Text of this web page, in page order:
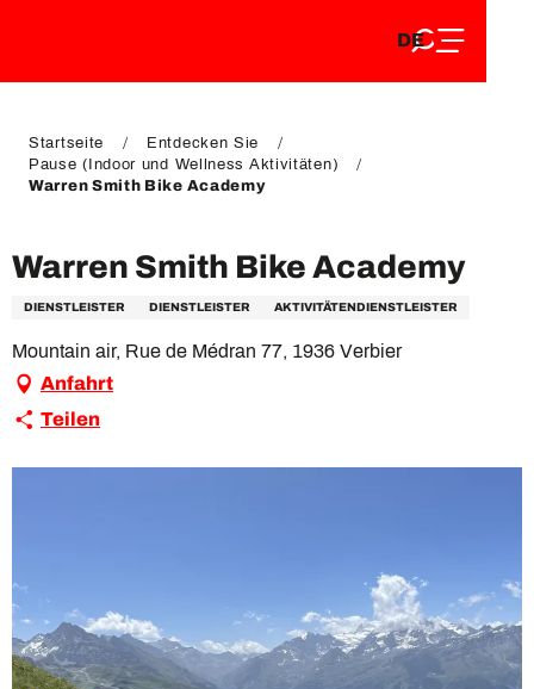
EN
DE
FR
Startseite
Entdecken Sie
Pause (Indoor und Wellness Aktivitäten)
Warren Smith Bike Academy
Warren Smith Bike Academy
DIENSTLEISTER DIENSTLEISTER AKTIVITÄTENDIENSTLEISTER
Mountain air, Rue de Médran 77, 1936 Verbier
Anfahrt
Teilen